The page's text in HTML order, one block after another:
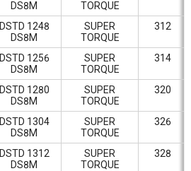
DS8M
TORQUE
DSTD 1248
DS8M
SUPER
TORQUE
312
DSTD 1256
DS8M
SUPER
TORQUE
314
DSTD 1280
DS8M
SUPER
TORQUE
320
DSTD 1304
DS8M
SUPER
TORQUE
326
DSTD 1312
DS8M
SUPER
TORQUE
328